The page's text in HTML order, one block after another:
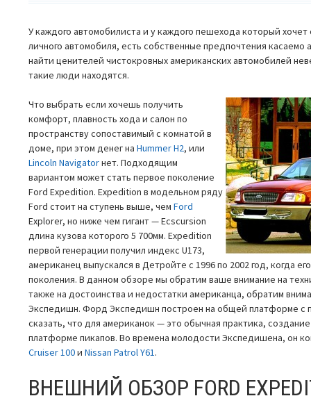
У каждого автомобилиста и у каждого пешехода который хочет
личного автомобиля, есть собственные предпочтения касаемо
найти ценителей чистокровных американских автомобилей
такие люди находятся.
Что выбрать если хочешь получить
комфорт, плавность хода и салон по
пространству сопоставимый с комнатой в
доме, при этом денег наHummer H2, или
Lincoln Navigatorнет. Подходящим
вариантом может стать первое поколение
Ford Expedition. Expedition в модельном ряду
Ford стоит на ступень выше, чемFord
Explorer, но ниже чем гигант — Ecscursion
длина кузова которого 5 700мм. Expedition
первой генерации получил индекс U173,
американец выпускался в Детройте с 1996 по 2002 год, когда
поколения. В данном обзоре мы обратим ваше внимание на
также на достоинства и недостатки американца, обратим
Экспедишн. Форд Экспедишн построен на общей платформе с
сказать, что для американок — это обычная практика,
платформе пикапов. Во времена молодости Экспедишена, он
Cruiser 100иNissan Patrol Y61.
ВНЕШНИЙ ОБЗОР FORD